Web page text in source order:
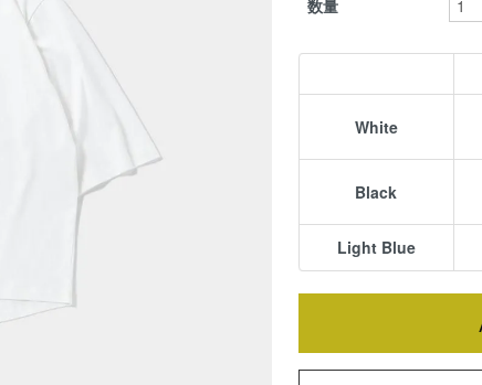
数量
White
Black
Light Blue